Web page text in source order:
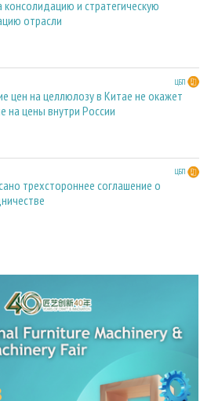
консолидацию и стратегическую
отрасли
ЦБП
цен на целлюлозу в Китае не окажет
на цены внутри России
ЦБП
трехстороннее соглашение о